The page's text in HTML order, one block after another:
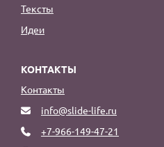
Тексты
Идеи
КОНТАКТЫ
Контакты
info@slide-life.ru
+7-966-149-47-21